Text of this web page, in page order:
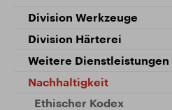
Division Werkzeuge
Division Härterei
Weitere Dienstleistungen
Nachhaltigkeit
Ethischer Kodex